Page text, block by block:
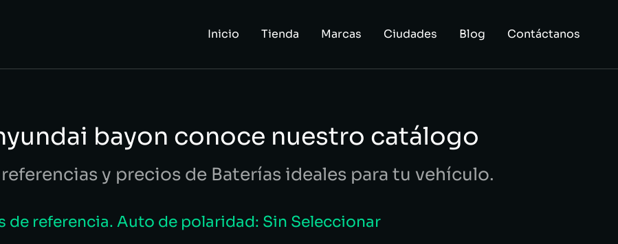
Inicio Tienda Marcas Ciudades Blog Contáctanos
bayon conoce nuestro catálogo
referencias y precios de Baterías ideales para tu vehículo.
de referencia. Auto de polaridad: Sin Seleccionar